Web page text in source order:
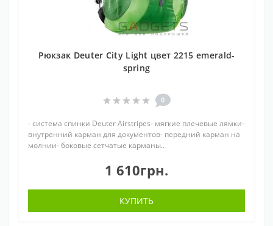
Рюкзак Deuter City Light цвет 2215 emerald-
spring
0
- система спинки Deuter Airstripes- мягкие плечевые лямки-
внутренний карман для документов- передний карман на
молнии- боковые сетчатые карманы..
1 610грн.
КУПИТЬ